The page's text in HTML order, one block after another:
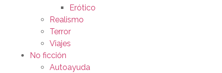
Erótico
Realismo
Terror
Viajes
No ficción
Autoayuda